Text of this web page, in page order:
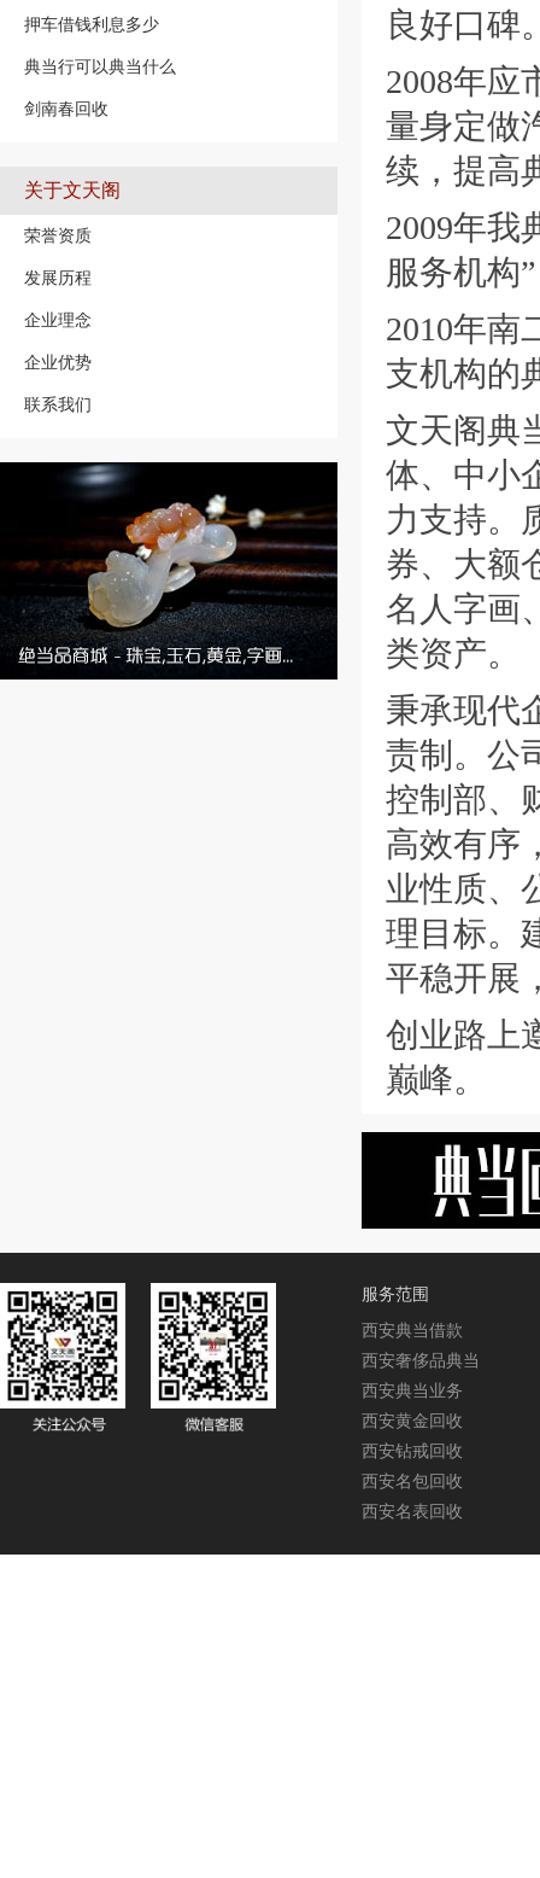
押车借钱利息多少
典当行可以典当什么
剑南春回收
关于文天阁
荣誉资质
发展历程
企业理念
企业优势
联系我们
良好口碑
2008年应
量身定做
续，提高
2009年我
服务机构”
2010年南
支机构的
文天阁典
体、中小
力支持。
券、大额
名人字画
类资产。
秉承现代
责制。公
控制部、
高效有序
业性质、
理目标。
平稳开展
创业路上
巅峰。
服务范围
西安典当借款
西安奢侈品典当
西安典当业务
西安黄金回收
西安钻戒回收
西安名包回收
西安名表回收